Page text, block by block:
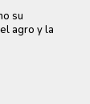
su
agro y la